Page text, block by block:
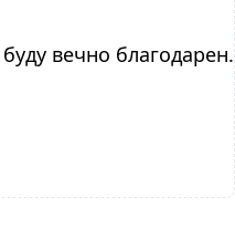
буду вечно благодарен.